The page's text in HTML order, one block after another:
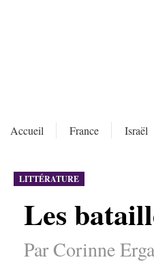
Accueil France Israël
LITTÉRATURE
Les
Par Corinne